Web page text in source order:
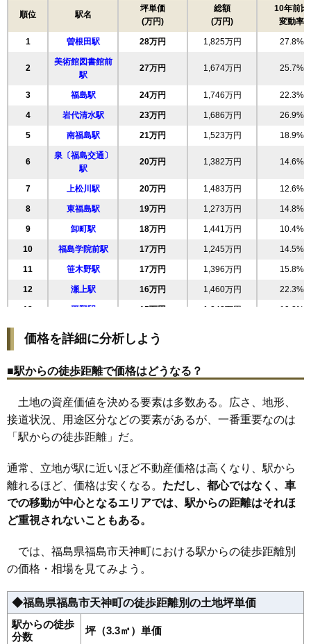
29万円 1,797万円 29.0%
27万円 3,019万円 29.9%
19 南中央 27万円 2,449万円 34.5%
20 旭町 26万円 1,848万円 24.8%
25 春日町 25万円 1,442万円 28.8%
26 方木田 25万円 1,824万円 22.4%
27 大森 25万円 1,835万円 22.5%
28 太平寺 24万円 1,611万円 37.5%
29 吉倉 24万円 1,648万円 22.8%
30 八島町 24万円 1,432万円 20.8%
31 豊田町 23万円 1,078万円 15.0%
32 森合町 23万円 1,493万円 26.0%
34 泉 22万円
35 堀河町 22万円
37 郷野目 22万円 1,673万円 23.1%
22万円 20.0%
40 松山町 22万円 1,487万円 20.1%
41 御山 21万円 1,510万円 17.6%
42 八木田 20万円 1,393万円 19.4%
44 松浪町 20万円 1,692万円 22.2%
45 南沢又 19万円
46 宮代 19万円 1,274万円 14.8%
47 本内 19万円 1,441万円
48 伏拝 19万円
順位 駅名
坪単価
(万円)
総額
(万円)
10年前比
変動率
1 曽根田駅 28万円 1,825万円 27.8%
2
美術館図書館前
駅
27万円 1,674万円 25.7%
3 福島駅 24万円 1,746万円 22.3%
4 岩代清水駅 23万円 1,686万円 26.9%
5 南福島駅 21万円 1,523万円 18.9%
6
泉〔福島交通〕
駅
20万円 1,382万円 14.6%
7 上松川駅 20万円 1,483万円 12.6%
8 東福島駅 19万円 1,273万円 14.8%
9 卸町駅 18万円 1,441万円 10.4%
10 福島学院前駅 17万円 1,245万円 14.5%
11 笹木野駅 17万円 1,396万円 15.8%
12 瀬上駅 16万円 1,460万円 22.3%
13 平野駅 15万円 1,242万円 19.8%
医王寺前駅
16 笹谷駅 14万円
桜水駅 12万円 980万円 10.7%
19 庭坂駅
21 松川駅 5.9万円 585万円 2.3%
22 向瀬上駅 5.5万円 307万円 7.5%
価格を詳細に分析しよう
■駅からの徒歩距離で価格はどうなる？
土地の資産価値を決める要素は多数ある。広さ、地形、
接道状況、用途区分などの要素があるが、一番重要なのは
「駅からの徒歩距離」だ。
通常、立地が駅に近いほど不動産価格は高くなり、駅から
離れるほど、価格は安くなる。 ただし、都心ではなく、車
での移動が中心となるエリアでは、駅からの距離はそれほ
ど重視されないこともある。
では、福島県福島市天神町における駅からの徒歩距離別
の価格・相場を見てみよう。
◆福島県福島市天神町の徒歩距離別の土地坪単価
駅からの徒歩
分数
坪（3.3㎡）単価